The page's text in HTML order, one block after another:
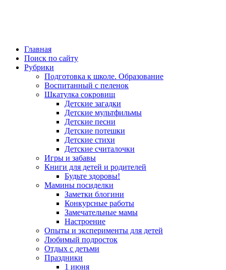
Главная
Поиск по сайту
Рубрики
Подготовка к школе. Образование
Воспитанный с пеленок
Шкатулка сокровищ
Детские загадки
Детские мультфильмы
Детские песни
Детские потешки
Детские стихи
Детские считалочки
Игры и забавы
Книги для детей и родителей
Будьте здоровы!
Мамины посиделки
Заметки блогини
Конкурсные работы
Замечательные мамы
Настроение
Опыты и эксперименты для детей
Любимый подросток
Отдых с детьми
Праздники
1 июня